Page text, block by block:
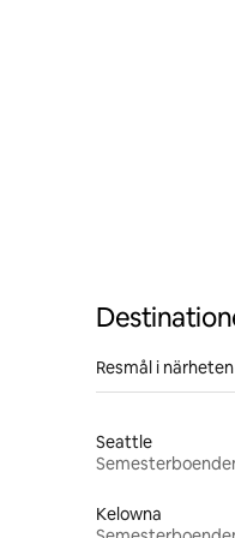
Resmål i närheten
Seattle
Kelowna